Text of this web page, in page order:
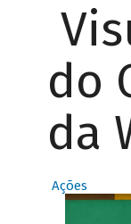
do
da
Ações